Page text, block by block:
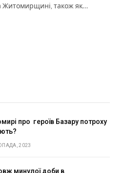
Житомирщині, також як…
про героїв Базару потроху
2023
минулої доби в